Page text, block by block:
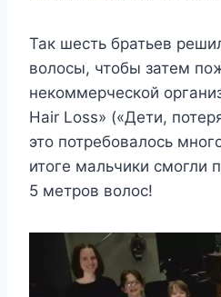
Так шесть братьев
волосы, чтобы затем
некоммерческой
Hair Loss» («Дети,
это потребовалось
итоге мальчики смогли
5 метров волос!